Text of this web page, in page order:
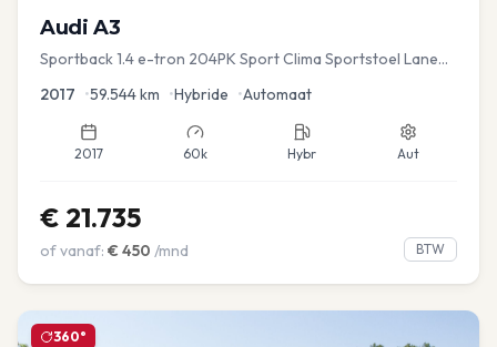
Audi A3
Sportback 1.4 e-tron 204PK Sport Clima Sportstoel Lane
2017 •59.544km •Hybride •Automaat
2017 60k Hybr Aut
€ 21.735
of vanaf: € 450 /mnd BTW
360°